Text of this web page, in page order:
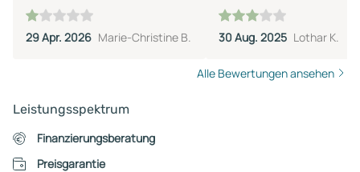
Firmen halten unser gesetztes
Budget weitestgehend ein.
29 Apr. 2026 Marie-Christine B. 30 Aug. 2025 Lothar K.
Alle Bewertungen ansehen
Leistungsspektrum
Finanzierungsberatung
Preisgarantie